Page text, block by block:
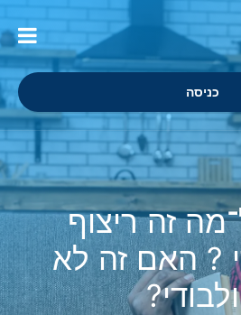
כניסה
זה ריצוף
? האם זה לא